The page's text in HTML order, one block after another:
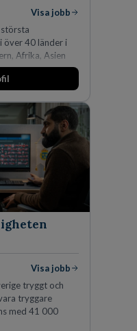
Visa jobb
största
över 40 länder i
Afrika, Asien
inom
och vi har några
i Stockholm,
kan vi
en unik,
nordisk
Stockholm är
Visa jobb
tryggt och
tryggare
med 41 000